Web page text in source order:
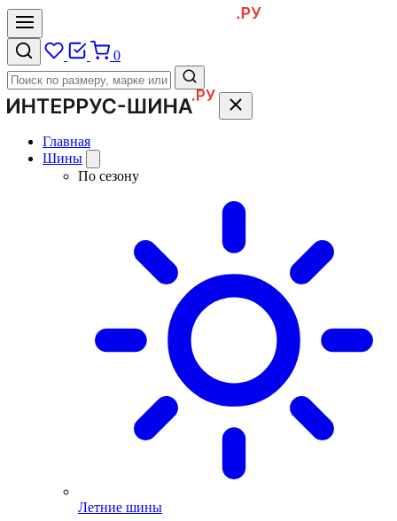
0
Главная
Шины
По сезону
Летние шины